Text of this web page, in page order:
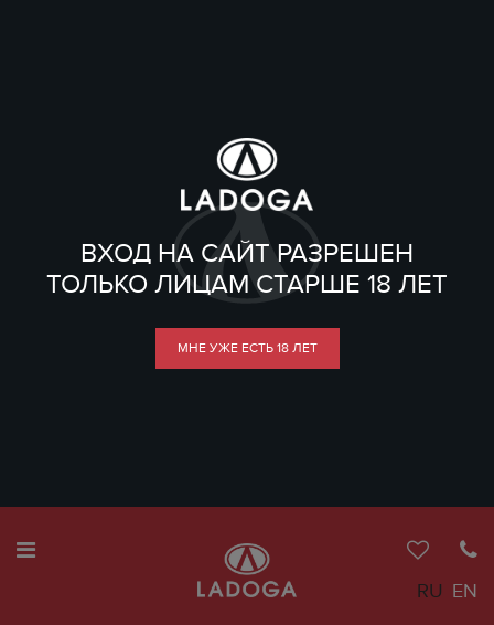
ВХОД НА САЙТ РАЗРЕШЕН
ТОЛЬКО ЛИЦАМ СТАРШЕ 18 ЛЕТ
МНЕ УЖЕ ЕСТЬ 18 ЛЕТ
RU EN